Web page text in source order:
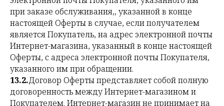
при заказе обслуживания,, указанной в конце
настоящей Оферты в случае, если получателем
является Покупатель, на адрес электронной почты
Интернет-магазина, указанный в конце настоящей
Оферты, с адреса электронной почты Покупателя,
указанного им при обращении.
13.2.Договор Оферты представляет собой полную
договоренность между Интернет-магазином и
Покупателем. Интернет-магазин не принимает на